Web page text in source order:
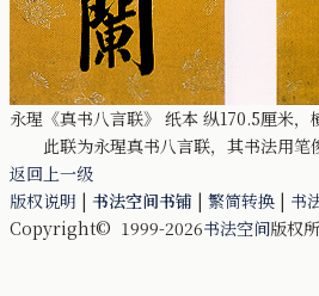
永瑆《真书八言联》 纸本 纵170.5厘米
此联为永瑆真书八言联，其书法用笔
返回上一级
版权说明 | 书法空间书铺 | 繁简转换 | 书
Copyright© 1999-2026书法空间版权